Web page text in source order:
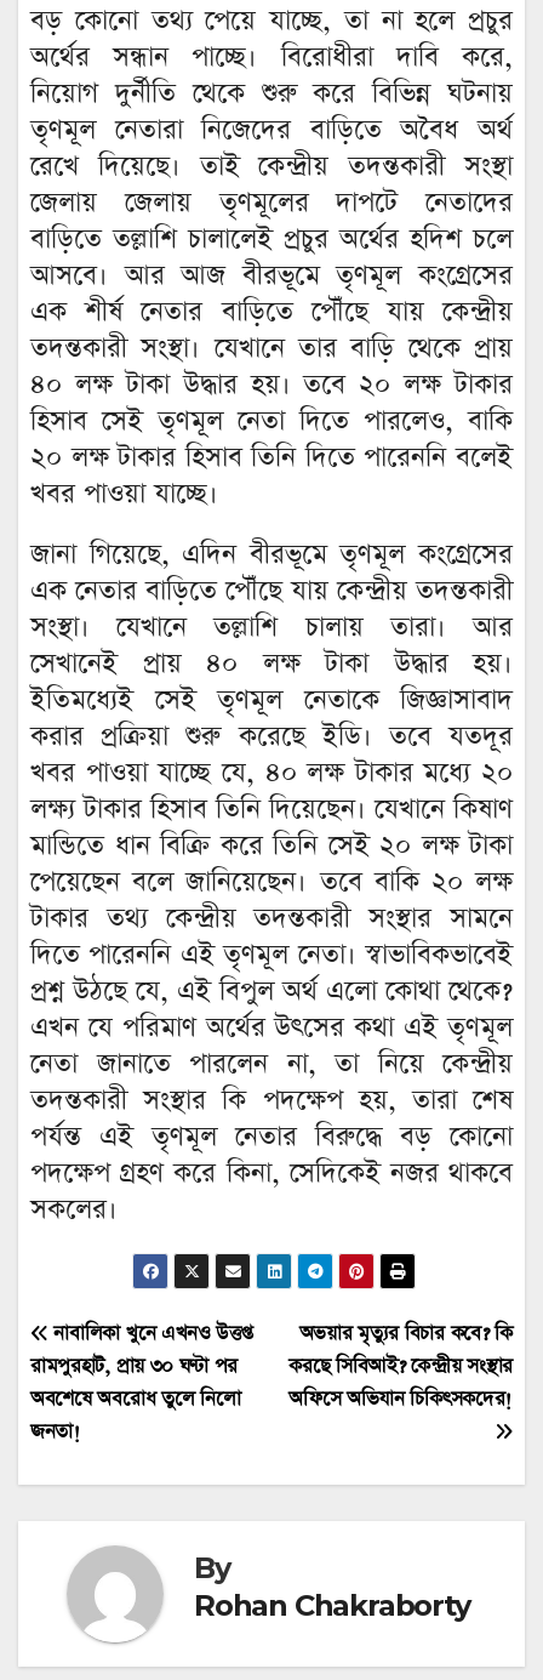
বড় কোনো তথ্য পেয়ে যাচ্ছে, তা না হলে প্রচুর
অর্থের সন্ধান পাচ্ছে। বিরোধীরা দাবি করে,
নিয়োগ দুর্নীতি থেকে শুরু করে বিভিন্ন ঘটনায়
তৃণমূল নেতারা নিজেদের বাড়িতে অবৈধ অর্থ
রেখে দিয়েছে। তাই কেন্দ্রীয় তদন্তকারী সংস্থা
জেলায় জেলায় তৃণমূলের দাপটে নেতাদের
বাড়িতে তল্লাশি চালালেই প্রচুর অর্থের হদিশ চলে
আসবে। আর আজ বীরভূমে তৃণমূল কংগ্রেসের
এক শীর্ষ নেতার বাড়িতে পৌঁছে যায় কেন্দ্রীয়
তদন্তকারী সংস্থা। যেখানে তার বাড়ি থেকে প্রায়
৪০ লক্ষ টাকা উদ্ধার হয়। তবে ২০ লক্ষ টাকার
হিসাব সেই তৃণমূল নেতা দিতে পারলেও, বাকি
২০ লক্ষ টাকার হিসাব তিনি দিতে পারেননি বলেই
খবর পাওয়া যাচ্ছে।
জানা গিয়েছে, এদিন বীরভূমে তৃণমূল কংগ্রেসের
এক নেতার বাড়িতে পৌঁছে যায় কেন্দ্রীয় তদন্তকারী
সংস্থা। যেখানে তল্লাশি চালায় তারা। আর
সেখানেই প্রায় ৪০ লক্ষ টাকা উদ্ধার হয়।
ইতিমধ্যেই সেই তৃণমূল নেতাকে জিজ্ঞাসাবাদ
করার প্রক্রিয়া শুরু করেছে ইডি। তবে যতদূর
খবর পাওয়া যাচ্ছে যে, ৪০ লক্ষ টাকার মধ্যে ২০
লক্ষ্য টাকার হিসাব তিনি দিয়েছেন। যেখানে কিষাণ
মান্ডিতে ধান বিক্রি করে তিনি সেই ২০ লক্ষ টাকা
পেয়েছেন বলে জানিয়েছেন। তবে বাকি ২০ লক্ষ
টাকার তথ্য কেন্দ্রীয় তদন্তকারী সংস্থার সামনে
দিতে পারেননি এই তৃণমূল নেতা। স্বাভাবিকভাবেই
প্রশ্ন উঠছে যে, এই বিপুল অর্থ এলো কোথা থেকে?
এখন যে পরিমাণ অর্থের উৎসের কথা এই তৃণমূল
নেতা জানাতে পারলেন না, তা নিয়ে কেন্দ্রীয়
তদন্তকারী সংস্থার কি পদক্ষেপ হয়, তারা শেষ
পর্যন্ত এই তৃণমূল নেতার বিরুদ্ধে বড় কোনো
পদক্ষেপ গ্রহণ করে কিনা, সেদিকেই নজর থাকবে
সকলের।
Post
navigation
অভয়ার মৃত্যুর বিচার কবে? কি
করছে সিবিআই? কেন্দ্রীয় সংস্থার
অফিসে অভিযান চিকিৎসকদের!
নাবালিকা খুনে এখনও উত্তপ্ত
রামপুরহাট, প্রায় ৩০ ঘণ্টা পর
অবশেষে অবরোধ তুলে নিলো
জনতা!
By
Rohan Chakraborty